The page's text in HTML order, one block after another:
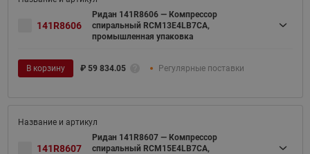
141R8606
Ридан 141R8606 — Компрессор
спиральный RCM13E4LB7CA,
промышленная упаковка
В корзину ₽ 59 834.05 Регулярные поставки
141R8607
Ридан 141R8607 — Компрессор
спиральный RCM15E4LB7CA,